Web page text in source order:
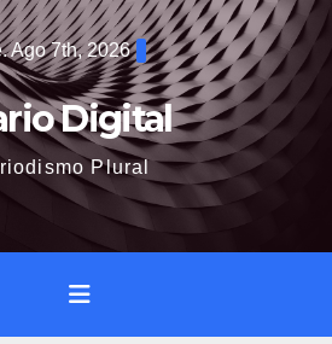
Ago 7th, 2026
Digital
Plural